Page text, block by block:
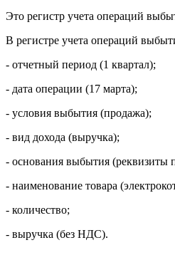
Это регистр учета операций
В регистре учета операций
- отчетный период (1 квартал);
- дата операции (17 марта);
- условия выбытия (продажа);
- вид дохода (выручка);
- основания выбытия (реквизиты
- наименование товара
- количество;
- выручка (без НДС).